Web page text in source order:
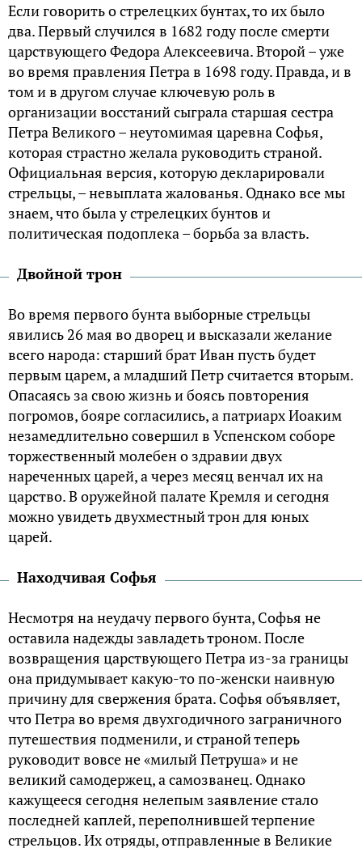
Если говорить о стрелецких бунтах, то их было
два. Первый случился в 1682 году после смерти
царствующего Федора Алексеевича. Второй – уже
во время правления Петра в 1698 году. Правда, и в
том и в другом случае ключевую роль в
организации восстаний сыграла старшая сестра
Петра Великого – неутомимая царевна Софья,
которая страстно желала руководить страной.
Официальная версия, которую декларировали
стрельцы, – невыплата жалованья. Однако все мы
знаем, что была у стрелецких бунтов и
политическая подоплека – борьба за власть.
Двойной трон
Во время первого бунта выборные стрельцы
явились 26 мая во дворец и высказали желание
всего народа: старший брат Иван пусть будет
первым царем, а младший Петр считается вторым.
Опасаясь за свою жизнь и боясь повторения
погромов, бояре согласились, а патриарх Иоаким
незамедлительно совершил в Успенском соборе
торжественный молебен о здравии двух
нареченных царей, а через месяц венчал их на
царство. В оружейной палате Кремля и сегодня
можно увидеть двухместный трон для юных
царей.
Находчивая Софья
Несмотря на неудачу первого бунта, Софья не
оставила надежды завладеть троном. После
возвращения царствующего Петра из-за границы
она придумывает какую-то по-женски наивную
причину для свержения брата. Софья объявляет,
что Петра во время двухгодичного заграничного
путешествия подменили, и страной теперь
руководит вовсе не «милый Петруша» и не
великий самодержец, а самозванец. Однако
кажущееся сегодня нелепым заявление стало
последней каплей, переполнившей терпение
стрельцов. Их отряды, отправленные в Великие